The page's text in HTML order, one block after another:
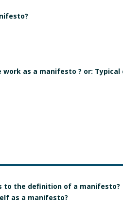
work as a manifesto ? or:
to the definition of a manifesto?
as a manifesto?